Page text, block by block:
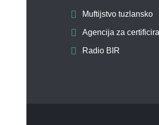
Muftijstvo tuzlansko
Agencija za
Radio BIR